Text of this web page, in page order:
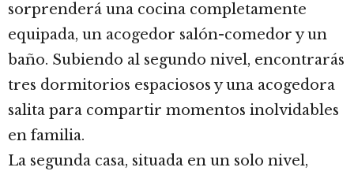
sorprenderá una cocina completamente
equipada, un acogedor salón-comedor y un
baño. Subiendo al segundo nivel, encontrarás
tres dormitorios espaciosos y una acogedora
salita para compartir momentos inolvidables
en familia.
La segunda casa, situada en un solo nivel,